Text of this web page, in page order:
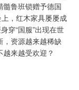
髓鲁班锁赠予德国
，红木家具屡屡成
穿“国服”出现在世
资源越来越稀缺
来越受欢迎？